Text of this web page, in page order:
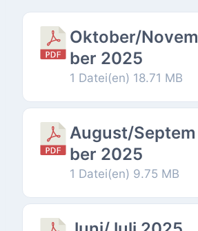
Oktober/Novem
ber 2025
1 Datei(en) 18.71 MB
August/Septem
ber 2025
1 Datei(en) 9.75 MB